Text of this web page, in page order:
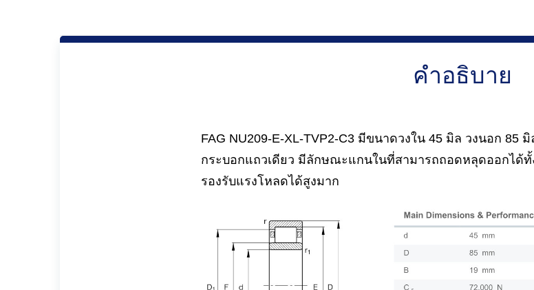
คำอธิบาย
FAG NU209-E-XL-TVP2-C3 มีขนาดวงใน 45 มิล วงนอก 85
กระบอกแถวเดียว มีลักษณะแกนในที่สามารถถอดหลุดออกได้
รองรับแรงโหลดได้สูงมาก